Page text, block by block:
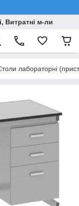
Витратні м-ли
лабораторні